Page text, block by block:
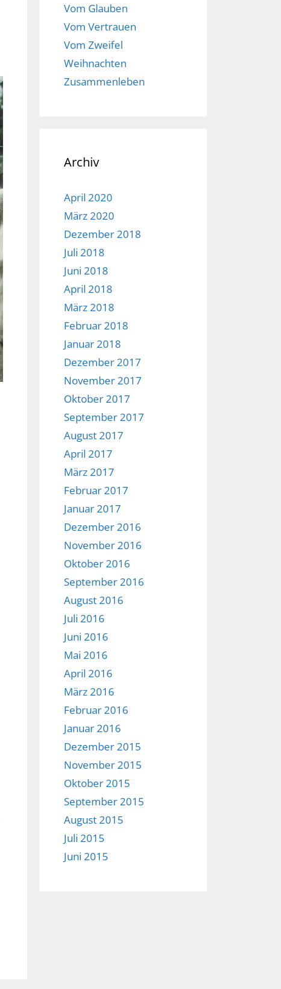
Vom Glauben
Vom Vertrauen
Vom Zweifel
Weihnachten
Zusammenleben
Archiv
April 2020
März 2020
Dezember 2018
Juli 2018
Juni 2018
April 2018
März 2018
Februar 2018
Januar 2018
Dezember 2017
November 2017
Oktober 2017
September 2017
August 2017
April 2017
März 2017
Februar 2017
Januar 2017
Dezember 2016
November 2016
Oktober 2016
September 2016
August 2016
Juli 2016
Juni 2016
Mai 2016
April 2016
März 2016
Februar 2016
Januar 2016
Dezember 2015
November 2015
Oktober 2015
September 2015
August 2015
Juli 2015
Juni 2015